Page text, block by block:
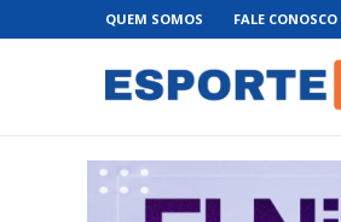
QUEM SOMOS FALE CONOSCO